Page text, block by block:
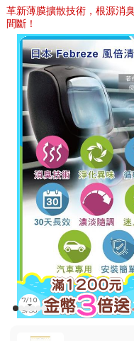
革新薄膜擴散技術，根源消
間斷！